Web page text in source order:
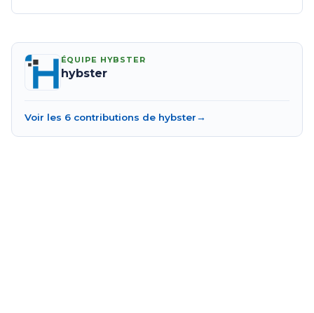
ÉQUIPE HYBSTER
hybster
Voir les 6 contributions de hybster→